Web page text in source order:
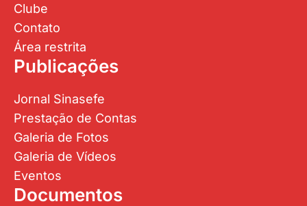
Clube
Contato
Área restrita
Publicações
Jornal Sinasefe
Prestação de Contas
Galeria de Fotos
Galeria de Vídeos
Eventos
Documentos